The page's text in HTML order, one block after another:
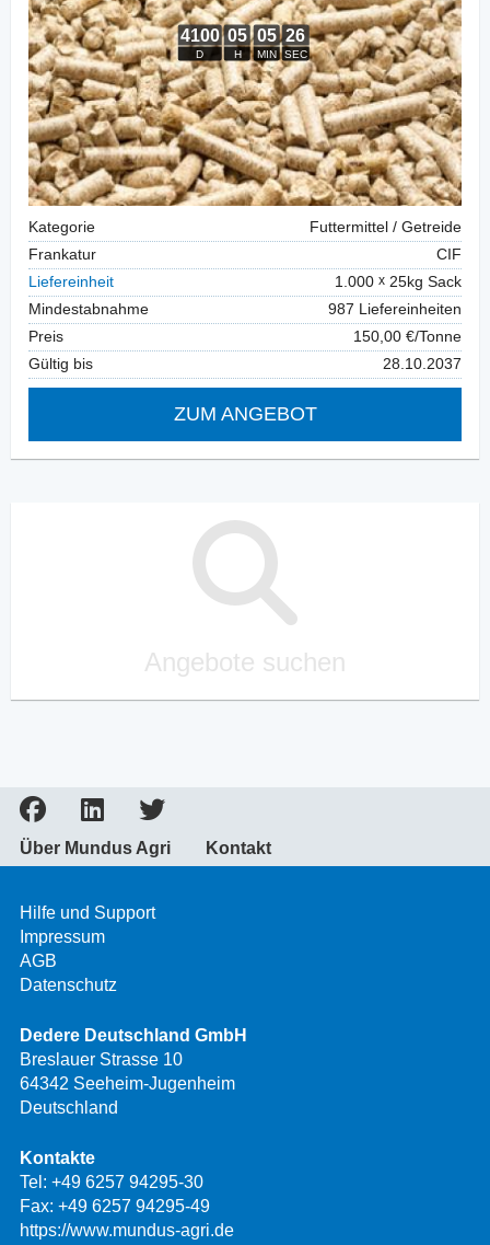
Kategorie
Futtermittel / Getreide
Frankatur
CIF
Liefereinheit
1.000
25kg Sack
Mindestabnahme
987 Liefereinheiten
Preis
150,00 €/Tonne
Gültig bis
28.10.2037
ZUM ANGEBOT
Angebote suchen
Über Mundus Agri Kontakt
Hilfe und Support
Impressum
AGB
Datenschutz
Dedere Deutschland GmbH
Breslauer Strasse 10
64342 Seeheim-Jugenheim
Deutschland
Kontakte
Tel: +49 6257 94295-30
Fax: +49 6257 94295-49
https://www.mundus-agri.de